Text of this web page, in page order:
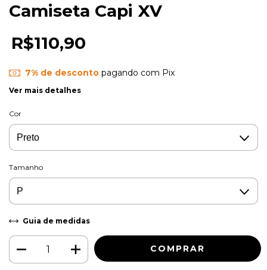
Camiseta Capi XV
R$110,90
7% de descontopagando com Pix
Ver mais detalhes
Cor
Tamanho
Guia de medidas